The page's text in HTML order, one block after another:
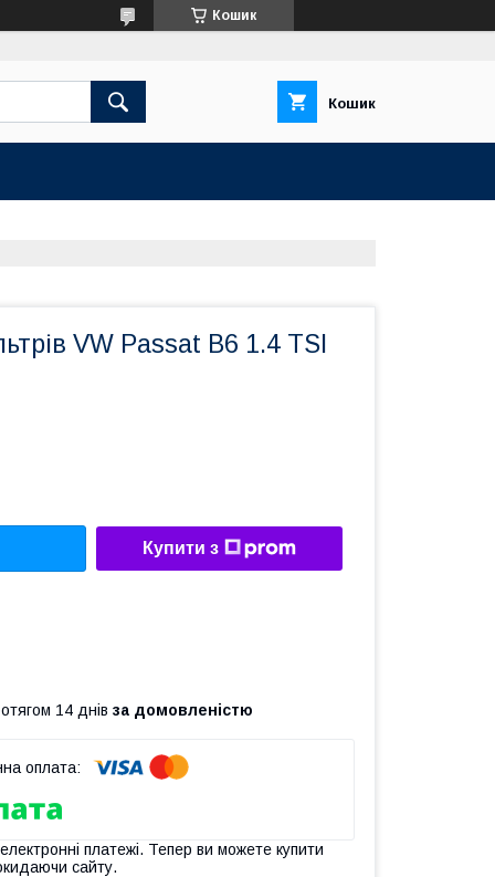
Кошик
Кошик
VW Passat B6 1.4 TSI
Купити з
14 днів за домовленістю
платежі. Тепер ви можете купити
сайту.